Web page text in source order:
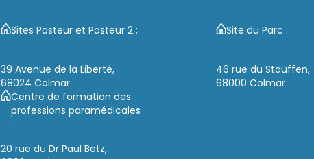
Sites Pasteur et Pasteur 2 :
39 Avenue de la Liberté,
68024 Colmar
Site du Parc :
46 rue du Stauffen,
68000 Colmar
Centre de formation des
professions paramédicales
:
20 rue du Dr Paul Betz,